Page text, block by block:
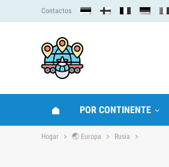
Contactos
POR CONTINENTE
Hogar 🌏 Europa Rusia